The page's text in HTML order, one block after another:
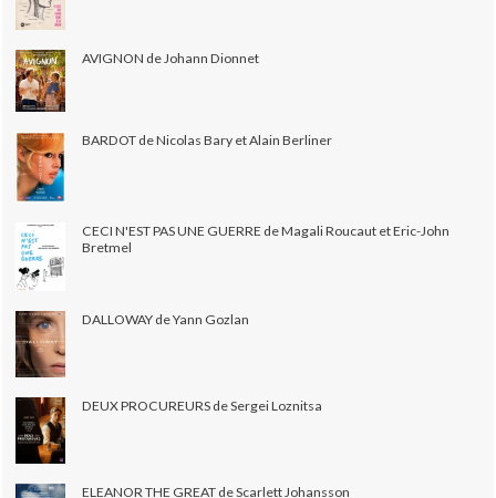
AVIGNON de Johann Dionnet
BARDOT de Nicolas Bary et Alain Berliner
CECI N'EST PAS UNE GUERRE de Magali Roucaut et Eric-John
Bretmel
DALLOWAY de Yann Gozlan
DEUX PROCUREURS de Sergei Loznitsa
ELEANOR THE GREAT de Scarlett Johansson